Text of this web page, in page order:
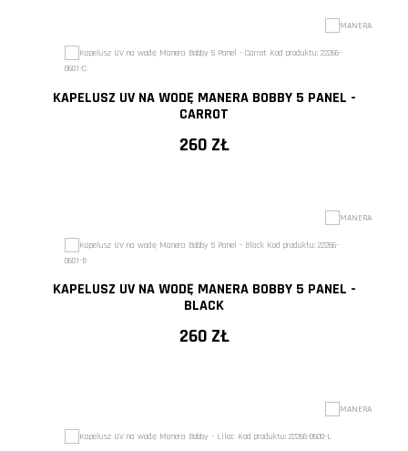
KAPELUSZ UV NA WODĘ MANERA BOBBY 5 PANEL -
CARROT
260 ZŁ
KAPELUSZ UV NA WODĘ MANERA BOBBY 5 PANEL -
BLACK
260 ZŁ